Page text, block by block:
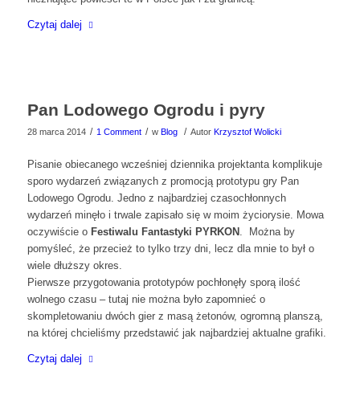
Czytaj dalej
Pan Lodowego Ogrodu i pyry
28 marca 2014 / 1 Comment / w Blog / Autor Krzysztof Wolicki
Pisanie obiecanego wcześniej dziennika projektanta komplikuje
sporo wydarzeń związanych z promocją prototypu gry Pan
Lodowego Ogrodu. Jedno z najbardziej czasochłonnych
wydarzeń minęło i trwale zapisało się w moim życiorysie. Mowa
oczywiście o Festiwalu Fantastyki PYRKON . Można by
pomyśleć, że przecież to tylko trzy dni, lecz dla mnie to był o
wiele dłuższy okres.
Pierwsze przygotowania prototypów pochłonęły sporą ilość
wolnego czasu – tutaj nie można było zapomnieć o
skompletowaniu dwóch gier z masą żetonów, ogromną planszą,
na której chcieliśmy przedstawić jak najbardziej aktualne grafiki.
Czytaj dalej